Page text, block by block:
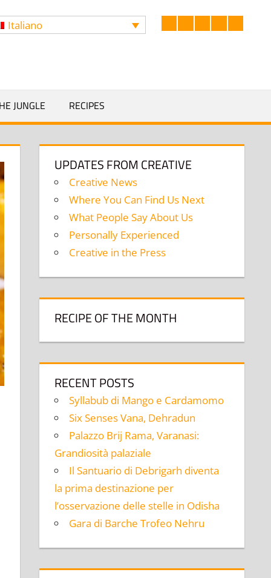
Facebook
LinkedIn
TwitterInstagram
Italiano
JUNGLE RECIPES
UPDATES FROM CREATIVE
Creative News
Where You Can Find Us Next
What People Say About Us
Personally Experienced
Creative in the Press
RECIPE OF THE MONTH
RECENT POSTS
Syllabub di Mango e Cardamomo
Six Senses Vana, Dehradun
Palazzo Brij Rama, Varanasi:
Grandiosità palaziale
Il Santuario di Debrigarh diventa
la prima destinazione per
l’osservazione delle stelle in Odisha
Gara di Barche Trofeo Nehru